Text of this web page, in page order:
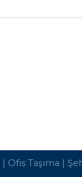
| Ofis Taşıma |